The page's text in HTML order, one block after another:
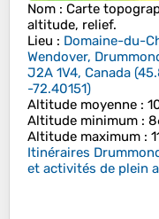
Nom : Carte
altitude, relief.
Lieu : Domaine-du-
Wendover,
J2A 1V4, Canada (
-72.40151)
Altitude moyenne :
Altitude minimum :
Altitude maximum :
Itinéraires
et activités de plein